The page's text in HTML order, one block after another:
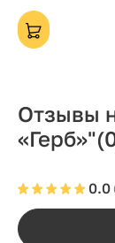
Отзывы
«Герб»"
0.0